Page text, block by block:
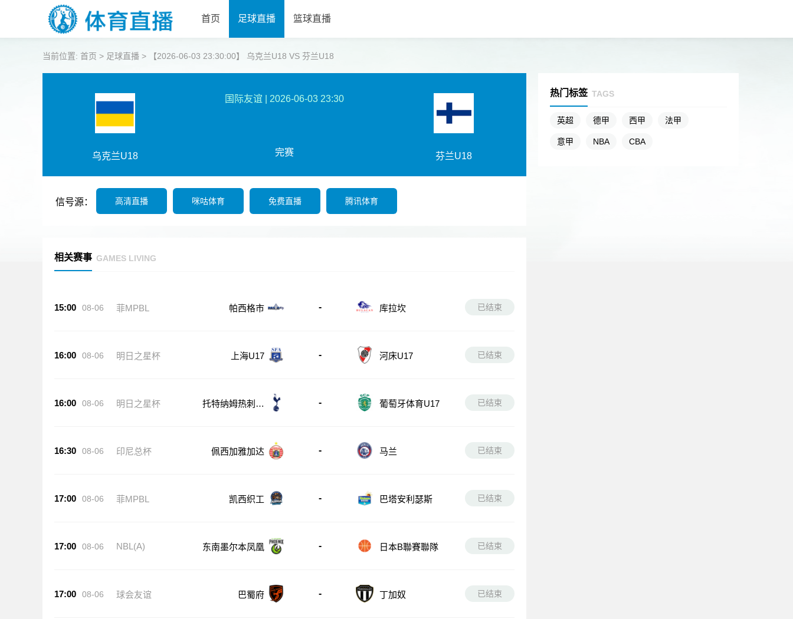
首页 足球直播 篮球直播
当前位置: 首页 > 足球直播 > 【2026-06-03 23:30:00】 乌克兰U18 VS 芬兰U18
乌克兰U18
国际友谊 2026-06-03 23:30
完赛 芬兰U18
信号源： 高清直播 咪咕体育 免费直播 腾讯体育
相关赛事 GAMES LIVING
15:00 08-06 菲MPBL 帕西格市 - 库拉坎 已结束
16:00 08-06 明日之星杯 上海U17 - 河床U17 已结束
16:00 08-06 明日之星杯
托特纳姆热刺U
- 葡萄牙体育U17 已结束
16:30 08-06 印尼总杯 佩西加雅加达 - 马兰 已结束
17:00 08-06 菲MPBL 凯西织工 - 巴塔安利瑟斯 已结束
17:00 08-06 NBL(A) 东南墨尔本凤凰 - 日本B聯賽聯隊 已结束
17:00 08-06 球会友谊 巴蜀府 - 丁加奴 已结束
热门标签 TAGS
英超 德甲 西甲 法甲
意甲 NBA CBA